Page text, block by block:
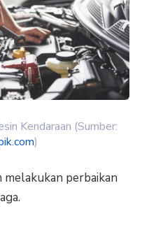
Kendaraan (Sumber:
)
melakukan perbaikan